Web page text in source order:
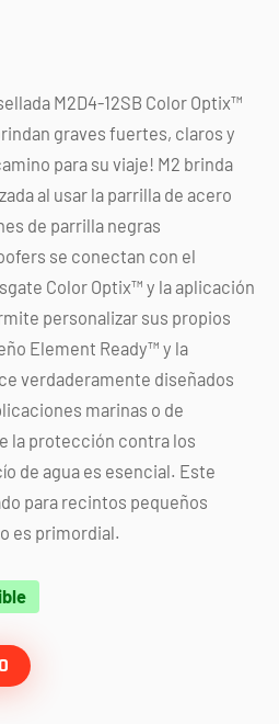
M2D4-12SB Color Optix™
graves fuertes, claros y
para su viaje! M2 brinda
al usar la parrilla de acero
de parrilla negras
se conectan con el
Color Optix™ y la aplicación
personalizar sus propios
Element Ready™ y la
verdaderamente diseñados
marinas o de
la protección contra los
de agua es esencial. Este
para recintos pequeños
es primordial.